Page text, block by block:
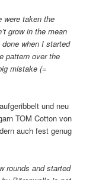
were taken the
grow in the mean
when I started
pattern over the
mistake (=
und neu
TOM Cotton von
auch fest genug
rounds and started